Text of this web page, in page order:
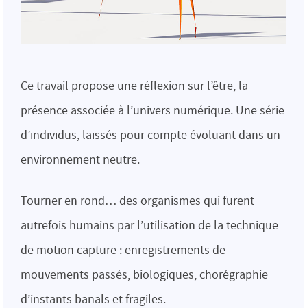
Ce travail propose une réflexion sur l’être, la
présence associée à l’univers numérique. Une série
d’individus, laissés pour compte évoluant dans un
environnement neutre.
Tourner en rond… des organismes qui furent
autrefois humains par l’utilisation de la technique
de motion capture : enregistrements de
mouvements passés, biologiques, chorégraphie
d’instants banals et fragiles.